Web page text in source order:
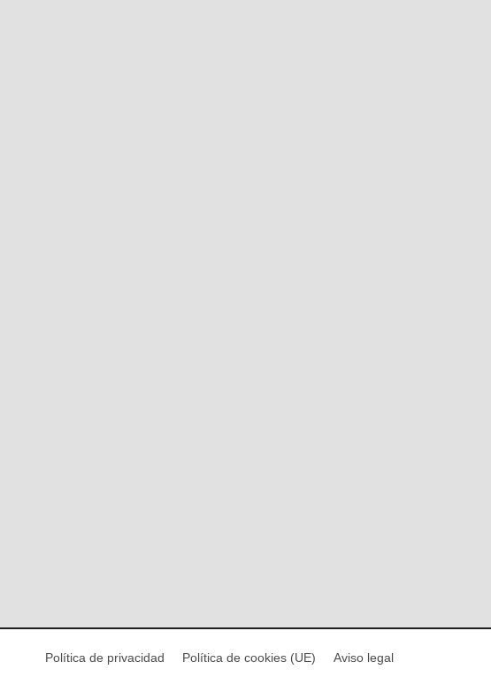
Política de privacidad Política de cookies (UE) Aviso legal